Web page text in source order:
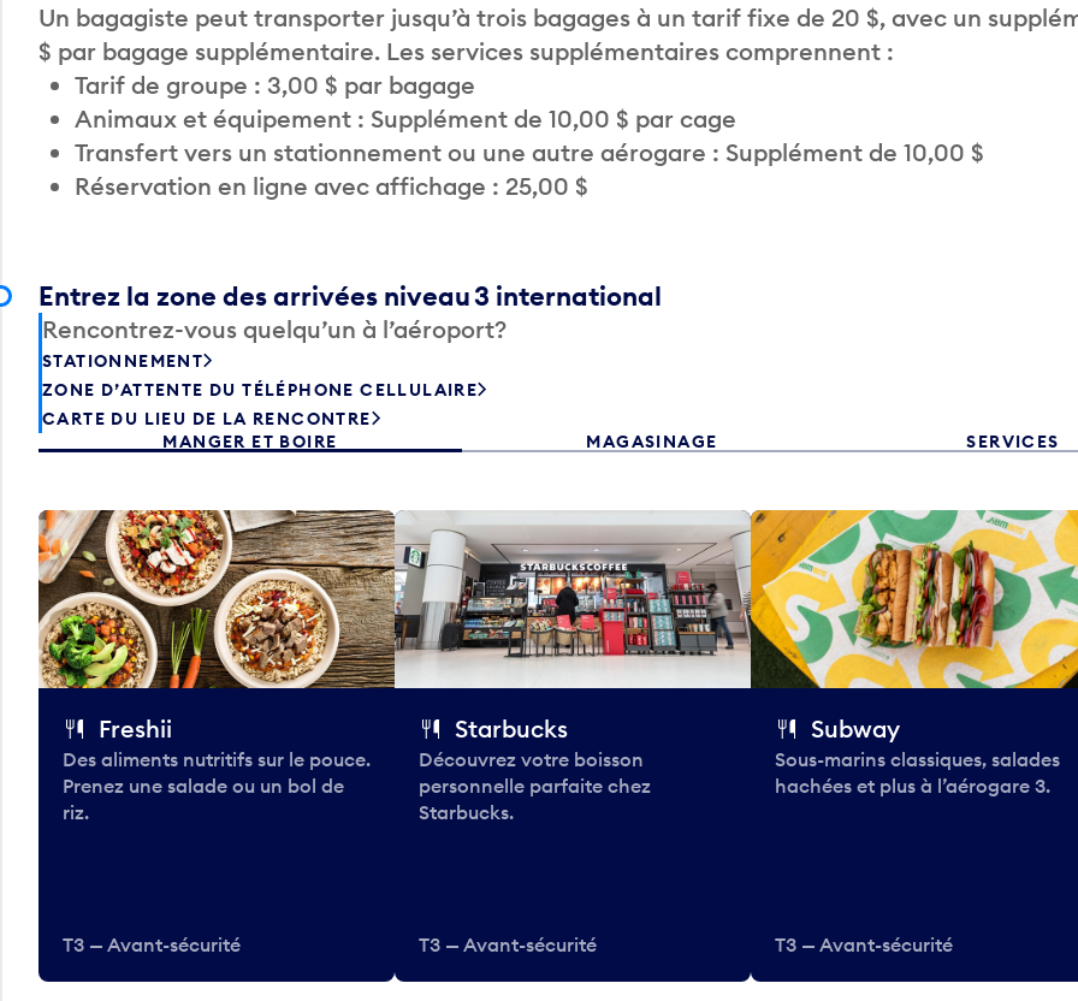
Un bagagiste peut transporter jusqu’à trois bagages à un tarif fixe de 20 $, avec un
$ par bagage supplémentaire. Les services supplémentaires comprennent :
Tarif de groupe : 3,00 $ par bagage
Animaux et équipement : Supplément de 10,00 $ par cage
Transfert vers un stationnement ou une autre aérogare : Supplément de 10,00 $
Réservation en ligne avec affichage : 25,00 $
Entrez la zone des arrivées niveau 3 international
Rencontrez-vous quelqu’un à l’aéroport?
STATIONNEMENT
ZONE D’ATTENTE DU TÉLÉPHONE CELLULAIRE
CARTE DU LIEU DE LA RENCONTRE
MANGER ET BOIRE
MAGASINAGE SERVICES
Freshii
Des aliments nutritifs sur le pouce.
Prenez une salade ou un bol de
riz.
T3 — Avant-sécurité
Starbucks
Découvrez votre boisson
personnelle parfaite chez
Starbucks.
T3 — Avant-sécurité
Subway
Sous-marins classiques, salades
hachées et plus à l’aérogare 3.
T3 — Avant-sécurité